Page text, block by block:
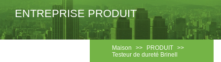
ENTREPRISE PRODUIT
Maison >> PRODUIT >>
Testeur de dureté Brinell